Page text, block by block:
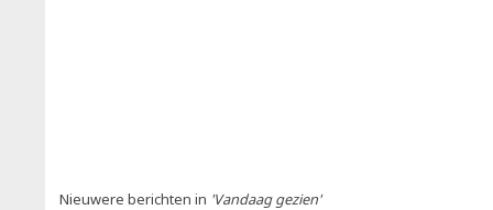
Nieuwere berichten in 'Vandaag gezien'